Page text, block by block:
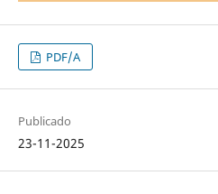
PDF/A
Publicado
23-11-2025